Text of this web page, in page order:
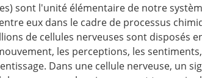
sont l'unité élémentaire de notre
eux dans le cadre de processus
de cellules nerveuses sont disposés
les perceptions, les
Dans une cellule nerveuse, un